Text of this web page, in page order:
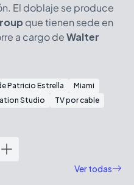
El doblaje se produce
que tienen sede en
a cargo deWalter
Patricio Estrella
Miami
Studio
TV por cable
Ver todas